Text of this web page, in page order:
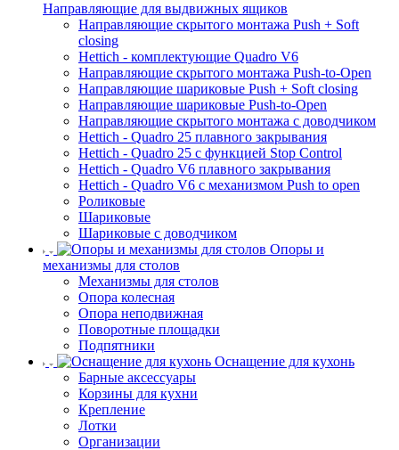
Направляющие для выдвижных ящиков
Направляющие скрытого монтажа Push + Soft
closing
Hettich - комплектующие Quadro V6
Направляющие скрытого монтажа Push-to-Open
Направляющие шариковые Push + Soft closing
Направляющие шариковые Push-to-Open
Направляющие скрытого монтажа с доводчиком
Hettich - Quadro 25 плавного закрывания
Hettich - Quadro 25 с функцией Stop Control
Hettich - Quadro V6 плавного закрывания
Hettich - Quadro V6 с механизмом Push to open
Роликовые
Шариковые
Шариковые с доводчиком
Опоры и
механизмы для столов
Механизмы для столов
Опора колесная
Опора неподвижная
Поворотные площадки
Подпятники
Оснащение для кухонь
Барные аксессуары
Корзины для кухни
Крепление
Лотки
Организации